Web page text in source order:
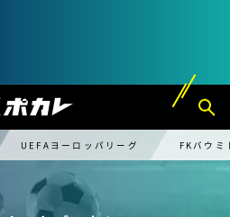
UEFAヨーロッパリーグ FKバウミ